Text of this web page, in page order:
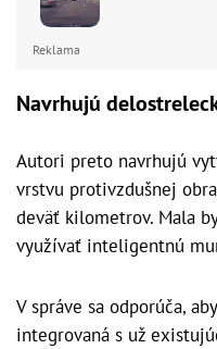
Reklama
Navrhujú
Autori preto navrhujú
vrstvu protivzdušnej
deväť kilometrov. Mala
využívať inteligentnú
V správe sa odporúča,
integrovaná s už